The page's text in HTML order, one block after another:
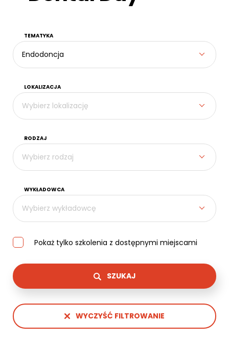
TEMATYKA
Endodoncja
LOKALIZACJA
Wybierz lokalizację
RODZAJ
Wybierz rodzaj
WYKŁADOWCA
Wybierz wykładowcę
Pokaż tylko szkolenia z dostępnymi miejscami
SZUKAJ
WYCZYŚĆ FILTROWANIE